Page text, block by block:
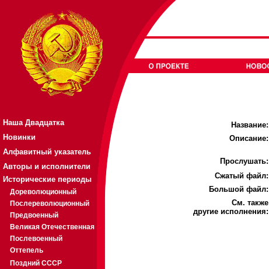
Наша Двадцатка
Новинки
Алфавитный указатель
Авторы и исполнители
Исторические периоды
Дореволюционный
Послереволюционный
Предвоенный
Великая Отечественная
Послевоенный
Оттепель
Поздний СССР
Название:
Описание:
Прослушать:
Cжатый файл:
Большой файл:
См. также
другие исполнения: